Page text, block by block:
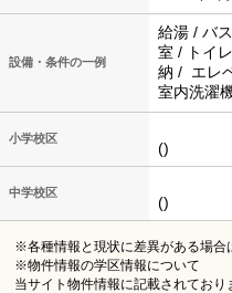
設備・条件の一例
給湯 / バ
室 / トイ
納 / エレ
室内洗濯
小学校区
()
中学校区
()
※各種情報と現状に差異がある場合
※物件情報の学区情報について
当サイト物件情報に記載されてお